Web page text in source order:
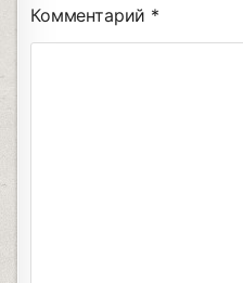
Комментарий *